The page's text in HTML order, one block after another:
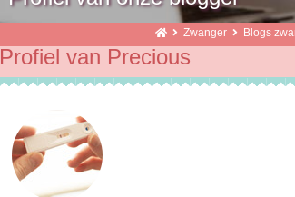
Zwanger Blogs
Profiel van Precious